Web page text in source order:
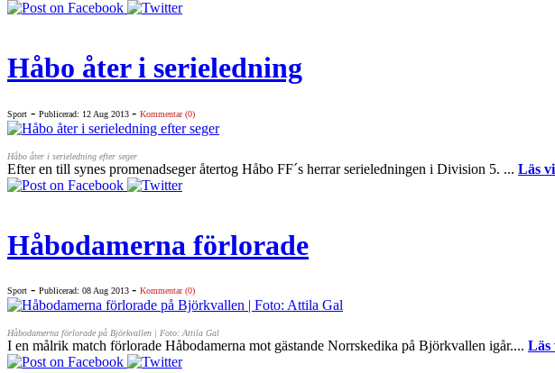
Håbo åter i serieledning
Sport - Publicerad: 12 Aug 2013 - Kommentar (0)
Håbo åter i serieledning efter seger
Efter en till synes promenadseger återtog Håbo FF´s herrar serieledningen i Division 5. ... Läs
Håbodamerna förlorade
Sport - Publicerad: 08 Aug 2013 - Kommentar (0)
Håbodamerna förlorade på Björkvallen | Foto: Attila Gal
I en målrik match förlorade Håbodamerna mot gästande Norrskedika på Björkvallen igår.... Läs